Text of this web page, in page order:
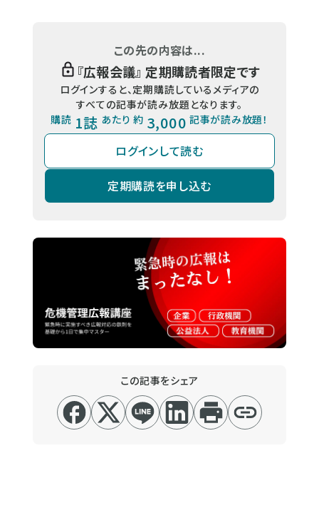
この先の内容は...
『広報会議』 定期購読者限定です
ログインすると、定期購読しているメディアの
すべての記事が読み放題となります。
購読 1誌 あたり 約 3,000 記事が読み放題！
ログインして読む
定期購読を申し込む
この記事をシェア